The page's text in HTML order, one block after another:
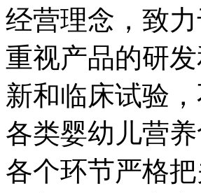
经营理念，致
重视产品的研
新和临床试验
各类婴幼儿营
各个环节严格